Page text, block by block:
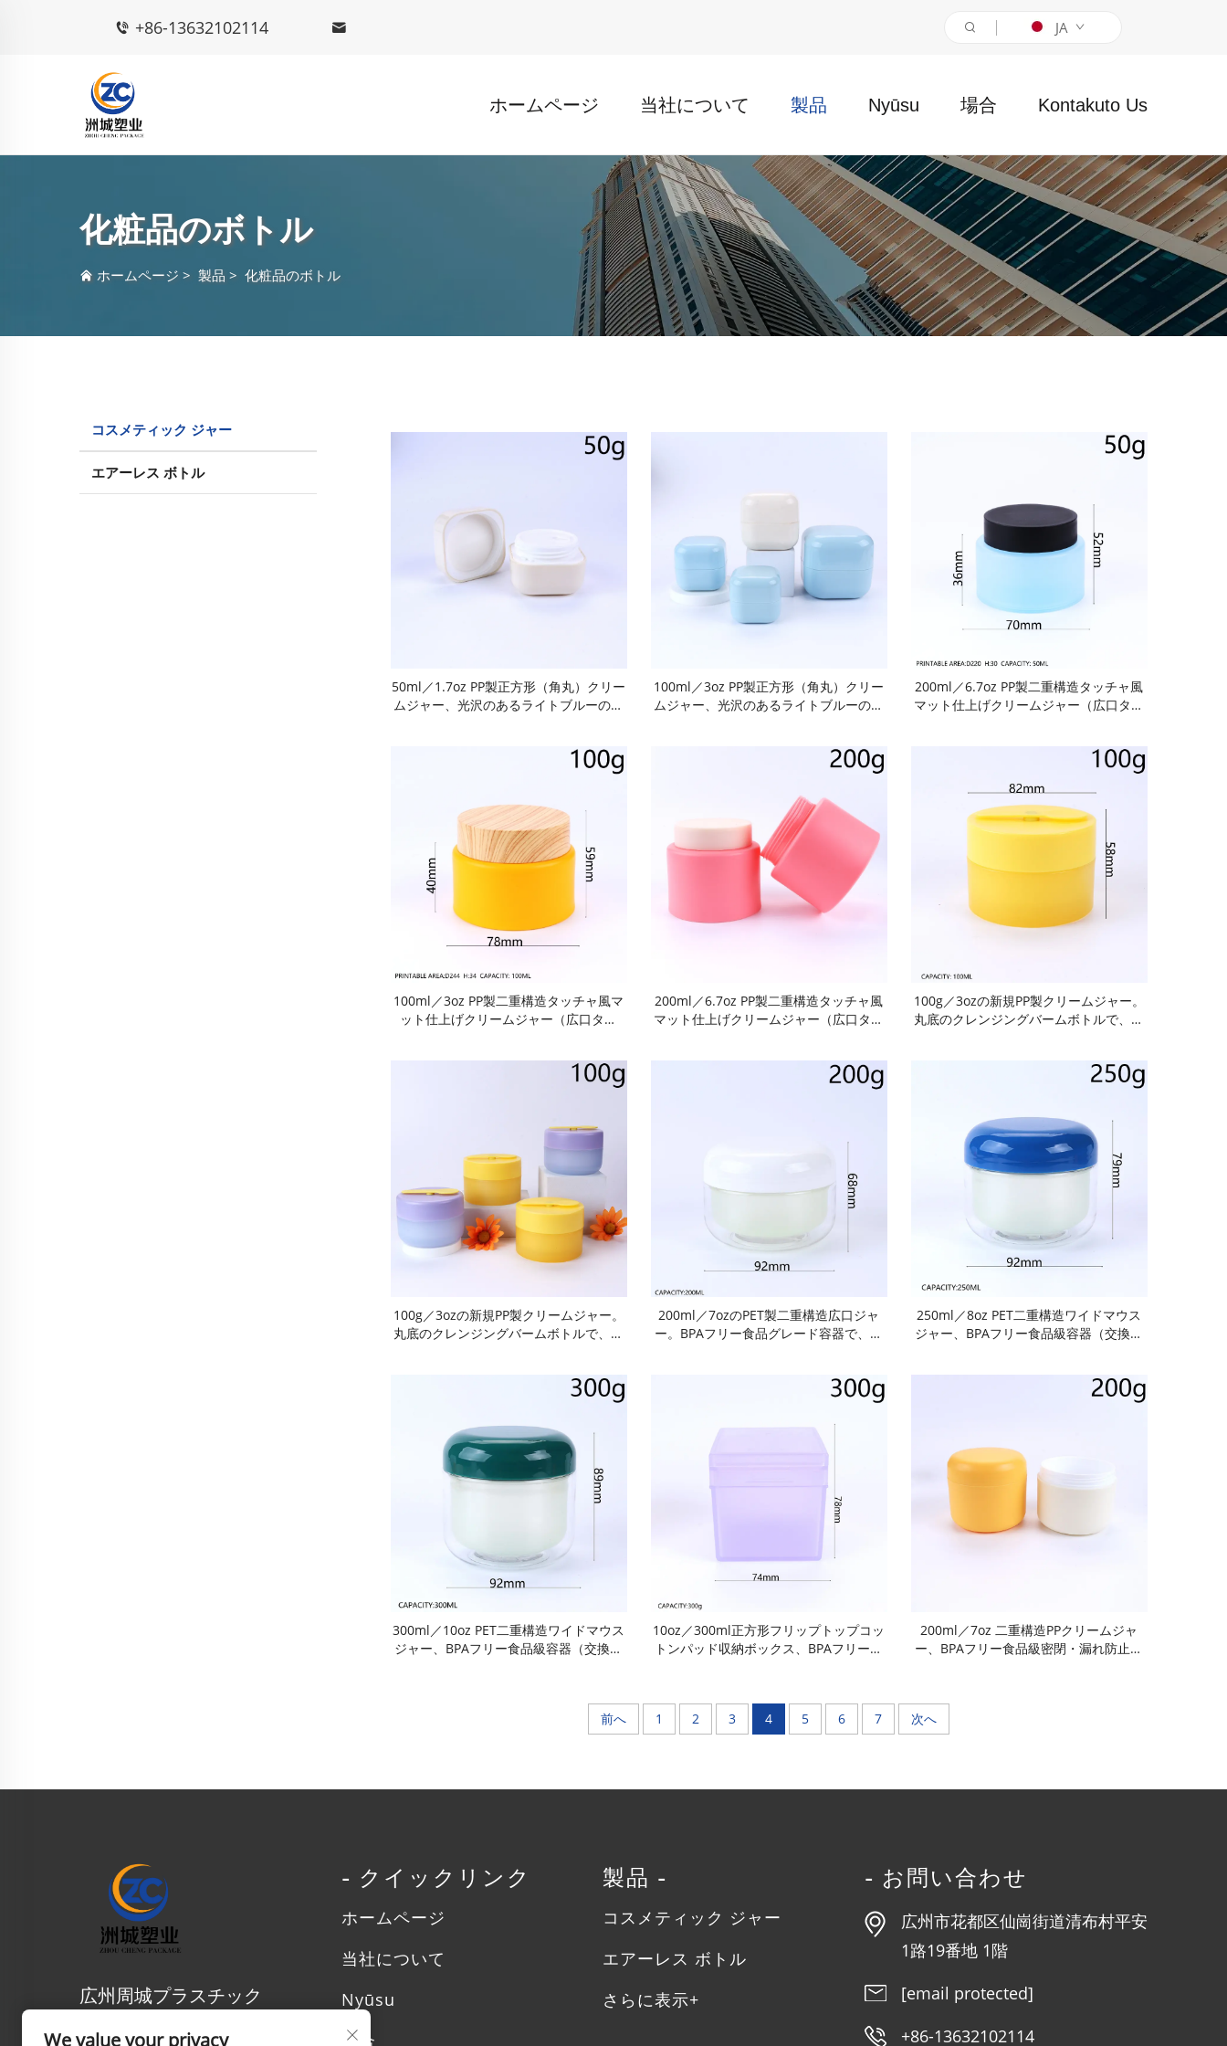
+86-13632102114 JA
ホームページ 当社について 製品 Nyūsu 場合 Kontakuto Us
化粧品のボトル
ホームページ > 製品 > 化粧品のボトル
コスメティック ジャー
エアーレス ボトル
50ml／1.7oz PP製正方形（角丸）クリー
ムジャー、光沢のあるライトブルーの二
止・酸化防止機能を備え、再利用可能か
つ耐久性に優れています。フェイスクリ
クレイマスク、スキンケアなどに最適。
100ml／3oz PP製正方形（角丸）クリー
ムジャー、光沢のあるライトブルーの二
止・酸化防止機能を備え、再利用可能か
つ耐久性に優れています。フェイスクリ
ーム、ハンドクリーム、ヘアワックス、
クレイマスク、スキンケアなどに最適。
200ml／6.7oz PP製二重構造タッチャ風
マット仕上げクリームジャー（広口タイ
ンカラー、BPAフリー食品級素材、内蔵
プラグ付きで密閉・漏れ防止。再利用可
能・耐久性・携帯に便利。スキンケア化
粧品および家庭・旅行用。
100ml／3oz PP製二重構造タッチャ風マ
ット仕上げクリームジャー（広口タイ
ンカラー、BPAフリー食品級素材、内蔵
プラグ付きで密閉・漏れ防止。再利用可
200ml／6.7oz PP製二重構造タッチャ風
マット仕上げクリームジャー（広口タイ
ンカラー、BPAフリー食品級素材、内蔵
プラグ付きで密閉・漏れ防止。再利用可
100g／3ozの新規PP製クリームジャー。
丸底のクレンジングバームボトルで、磁
イエロー色のスクレイパー付き。BPAフ
リー食品グレードの広口タイプで、密
ペース付き。再利用可能で耐久性に優れ
ています。フェイスクリーム用。
100g／3ozの新規PP製クリームジャー。
丸底のクレンジングバームボトルで、磁
イエロー色のスクレイパー付き。BPAフ
リー食品グレードの広口タイプで、密
閉・漏れ防止仕様。内蔵スプーン収納ス
ペース付き。再利用可能で耐久性に優れ
ています。フェイスクリーム用。
200ml／7ozのPET製二重構造広口ジャ
ー。BPAフリー食品グレード容器で、交
耐衝撃性に優れ、再利用可能で洗浄も簡
単です。透明本体、光沢仕上げのキャッ
プ、複数カラーバリエーション。フェイ
250ml／8oz PET二重構造ワイドマウス
ジャー、BPAフリー食品級容器（交換式
にくく、再利用可能で洗浄も簡単。透明
ボディ、光沢仕上げのキャップ、複数カ
300ml／10oz PET二重構造ワイドマウス
ジャー、BPAフリー食品級容器（交換式
く、再利用可能で洗浄も簡単。透明ボデ
ィ、光沢仕上げのキャップ、複数カラー
10oz／300ml正方形フリップトップコッ
トンパッド収納ボックス、BPAフリー食
イおよび内蔵型ピンセット付。防塵・防
湿・耐衝撃設計、ウェット／ドライ分離
可能。フロストホワイト＆透明仕様
200ml／7oz 二重構造PPクリームジャ
ー、BPAフリー食品級密閉・漏れ防止ス
フェイスクリーム、アイクリーム、ロー
ション、セラム、化粧品などに最適。旅
行・家庭・日常のスキンケア用途に。
前へ 1 2 3 4 5 6 7 次へ
広州周城プラスチック
- クイックリンク
ホームページ
当社について
Nyūsu
場合
製品 -
コスメティック ジャー
エアーレス ボトル
さらに表示+
- お問い合わせ
広州市花都区仙崗街道清布村平安
1路19番地 1階
[email protected]
+86-13632102114
We value your privacy